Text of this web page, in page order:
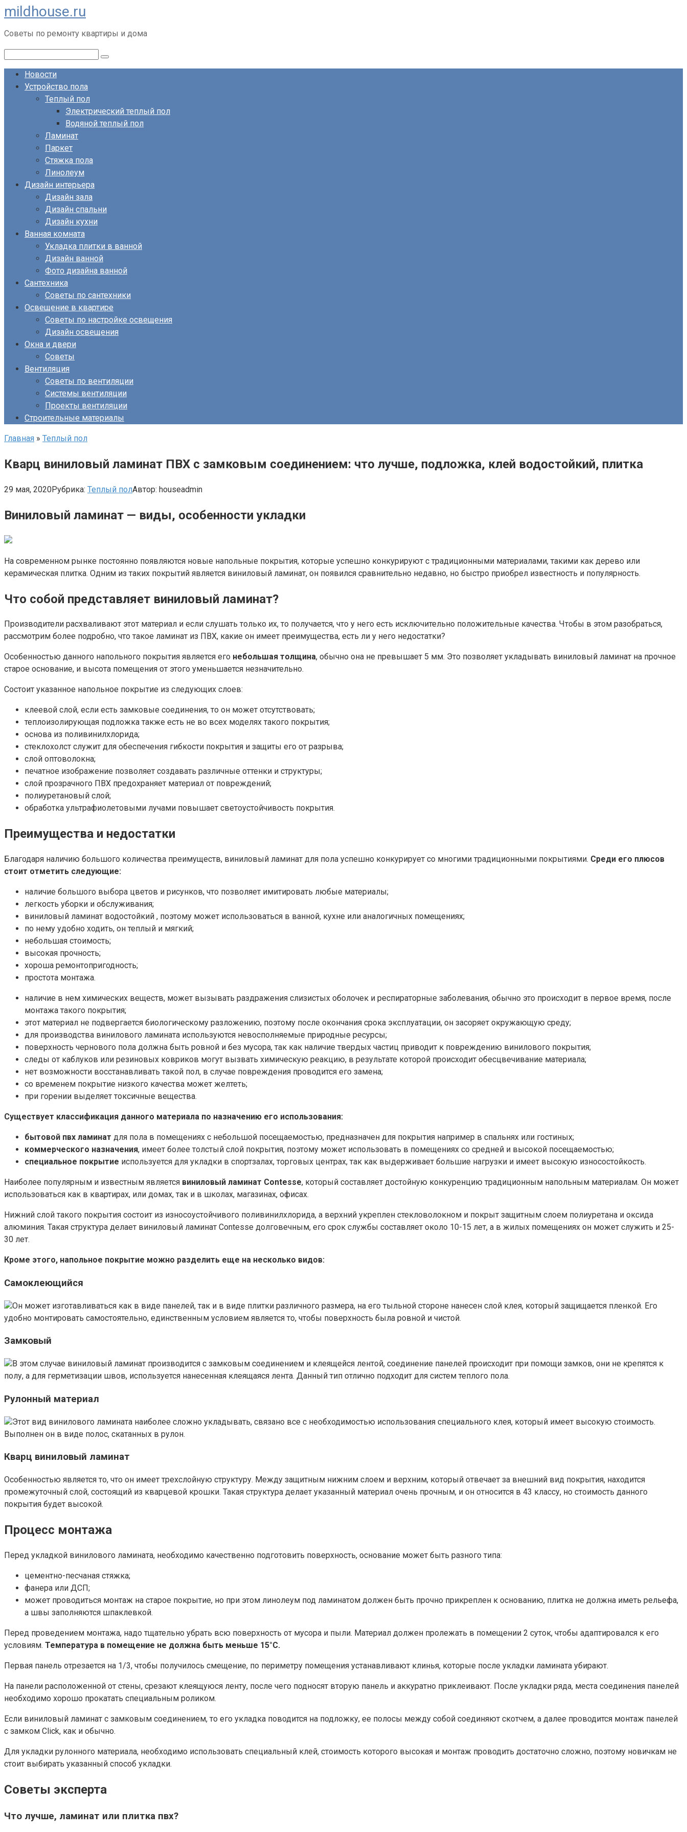
Перейти
к
контенту
mildhouse.ru
Советы по ремонту квартиры и дома
Новости
Устройство пола
Теплый пол
Электрический теплый пол
Водяной теплый пол
Ламинат
Паркет
Стяжка пола
Линолеум
Дизайн интерьера
Дизайн зала
Дизайн спальни
Дизайн кухни
Ванная комната
Укладка плитки в ванной
Дизайн ванной
Фото дизайна ванной
Сантехника
Советы по сантехники
Освещение в квартире
Советы по настройке освещения
Дизайн освещения
Окна и двери
Советы
Вентиляция
Советы по вентиляции
Системы вентиляции
Проекты вентиляции
Строительные материалы
Главная » Теплый пол
Кварц виниловый ламинат ПВХ с замковым соединением: что лучше, подложка, клей водостойкий, плитка
29 мая, 2020Рубрика: Теплый полАвтор: houseadmin
Виниловый ламинат — виды, особенности укладки
На современном рынке постоянно появляются новые напольные покрытия, которые успешно конкурируют с традиционными материалами, такими как дерево или
керамическая плитка. Одним из таких покрытий является виниловый ламинат, он появился сравнительно недавно, но быстро приобрел известность и популярность.
Что собой представляет виниловый ламинат?
Производители расхваливают этот материал и если слушать только их, то получается, что у него есть исключительно положительные качества. Чтобы в этом разобраться,
рассмотрим более подробно, что такое ламинат из ПВХ, какие он имеет преимущества, есть ли у него недостатки?
Особенностью данного напольного покрытия является его небольшая толщина, обычно она не превышает 5 мм. Это позволяет укладывать виниловый ламинат на прочное
старое основание, и высота помещения от этого уменьшается незначительно.
Состоит указанное напольное покрытие из следующих слоев:
клеевой слой, если есть замковые соединения, то он может отсутствовать;
теплоизолирующая подложка также есть не во всех моделях такого покрытия;
основа из поливинилхлорида;
стеклохолст служит для обеспечения гибкости покрытия и защиты его от разрыва;
слой оптоволокна;
печатное изображение позволяет создавать различные оттенки и структуры;
слой прозрачного ПВХ предохраняет материал от повреждений;
полиуретановый слой;
обработка ультрафиолетовыми лучами повышает светоустойчивость покрытия.
Преимущества и недостатки
Благодаря наличию большого количества преимуществ, виниловый ламинат для пола успешно конкурирует со многими традиционными покрытиями. Среди его плюсов
стоит отметить следующие:
наличие большого выбора цветов и рисунков, что позволяет имитировать любые материалы;
легкость уборки и обслуживания;
виниловый ламинат водостойкий , поэтому может использоваться в ванной, кухне или аналогичных помещениях;
по нему удобно ходить, он теплый и мягкий;
небольшая стоимость;
высокая прочность;
хороша ремонтопригодность;
простота монтажа.
наличие в нем химических веществ, может вызывать раздражения слизистых оболочек и респираторные заболевания, обычно это происходит в первое время, после
монтажа такого покрытия;
этот материал не подвергается биологическому разложению, поэтому после окончания срока эксплуатации, он засоряет окружающую среду;
для производства винилового ламината используются невосполняемые природные ресурсы;
поверхность чернового пола должна быть ровной и без мусора, так как наличие твердых частиц приводит к повреждению винилового покрытия;
следы от каблуков или резиновых ковриков могут вызвать химическую реакцию, в результате которой происходит обесцвечивание материала;
нет возможности восстанавливать такой пол, в случае повреждения проводится его замена;
со временем покрытие низкого качества может желтеть;
при горении выделяет токсичные вещества.
Существует классификация данного материала по назначению его использования:
бытовой пвх ламинат для пола в помещениях с небольшой посещаемостью, предназначен для покрытия например в спальнях или гостиных;
коммерческого назначения, имеет более толстый слой покрытия, поэтому может использовать в помещениях со средней и высокой посещаемостью;
специальное покрытие используется для укладки в спортзалах, торговых центрах, так как выдерживает большие нагрузки и имеет высокую износостойкость.
Наиболее популярным и известным является виниловый ламинат Contesse, который составляет достойную конкуренцию традиционным напольным материалам. Он может
использоваться как в квартирах, или домах, так и в школах, магазинах, офисах.
Нижний слой такого покрытия состоит из износоустойчивого поливинилхлорида, а верхний укреплен стекловолокном и покрыт защитным слоем полиуретана и оксида
алюминия. Такая структура делает виниловый ламинат Contesse долговечным, его срок службы составляет около 10-15 лет, а в жилых помещениях он может служить и 25-
30 лет.
Кроме этого, напольное покрытие можно разделить еще на несколько видов:
Самоклеющийся
Он может изготавливаться как в виде панелей, так и в виде плитки различного размера, на его тыльной стороне нанесен слой клея, который защищается пленкой. Его
удобно монтировать самостоятельно, единственным условием является то, чтобы поверхность была ровной и чистой.
Замковый
В этом случае виниловый ламинат производится с замковым соединением и клеящейся лентой, соединение панелей происходит при помощи замков, они не крепятся к
полу, а для герметизации швов, используется нанесенная клеящаяся лента. Данный тип отлично подходит для систем теплого пола.
Рулонный материал
Этот вид винилового ламината наиболее сложно укладывать, связано все с необходимостью использования специального клея, который имеет высокую стоимость.
Выполнен он в виде полос, скатанных в рулон.
Кварц виниловый ламинат
Особенностью является то, что он имеет трехслойную структуру. Между защитным нижним слоем и верхним, который отвечает за внешний вид покрытия, находится
промежуточный слой, состоящий из кварцевой крошки. Такая структура делает указанный материал очень прочным, и он относится в 43 классу, но стоимость данного
покрытия будет высокой.
Процесс монтажа
Перед укладкой винилового ламината, необходимо качественно подготовить поверхность, основание может быть разного типа:
цементно-песчаная стяжка;
фанера или ДСП;
может проводиться монтаж на старое покрытие, но при этом линолеум под ламинатом должен быть прочно прикреплен к основанию, плитка не должна иметь рельефа,
а швы заполняются шпаклевкой.
Перед проведением монтажа, надо тщательно убрать всю поверхность от мусора и пыли. Материал должен пролежать в помещении 2 суток, чтобы адаптировался к его
условиям. Температура в помещение не должна быть меньше 15°С.
Первая панель отрезается на 1/3, чтобы получилось смещение, по периметру помещения устанавливают клинья, которые после укладки ламината убирают.
На панели расположенной от стены, срезают клеящуюся ленту, после чего подносят вторую панель и аккуратно приклеивают. После укладки ряда, места соединения панелей
необходимо хорошо прокатать специальным роликом.
Если виниловый ламинат с замковым соединением, то его укладка поводится на подложку, ее полосы между собой соединяют скотчем, а далее проводится монтаж панелей
с замком Click, как и обычно.
Для укладки рулонного материала, необходимо использовать специальный клей, стоимость которого высокая и монтаж проводить достаточно сложно, поэтому новичкам не
стоит выбирать указанный способ укладки.
Советы эксперта
Что лучше, ламинат или плитка пвх?